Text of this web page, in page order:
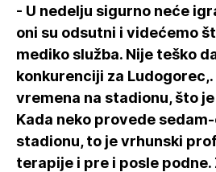
- U nedelju sigurno neće
oni su odsutni i videćemo
mediko služba. Nije teško
konkurenciji za
vremena na stadionu, što
Kada neko provede
stadionu, to je vrhunski
terapije i pre i posle